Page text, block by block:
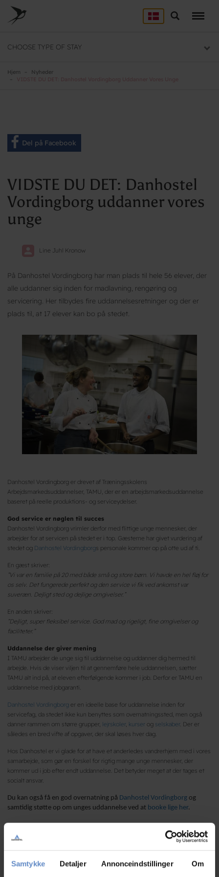
Samtykke Detaljer Annonceindstillinger Om
main
Søg
CHOOSE TYPE OF STAY
LEJRSKOLE
GRUPPER
Overnatning til grupper
Hjem
Nyheder
Del på Facebook
VIDSTE DU DET: Danhostel
Vordingborg uddanner vores
unge
Line Juhl Kronow
På Danhostel Vordingborg har man plads til hele 56 elever, der
alle uddanner sig inden for madlavning, rengøring og
servicering. Her tilbydes fire uddannelsesretninger og der er
plads til, at 17 elever kan bo på stedet.
Danhostel Vordingborg er drevet af Træningsskolens
Arbejdsmarkedsuddannelser, TAMU, der er en arbejdsmarkedsuddannelse
baseret på reelle produktions- og serviceydelser.
God service er nøglen til succes
Danhostel Vordingborg vrimler derfor med flittige unge mennesker, der
arbejder for at servicen på stedet er i top. Gæsterne har givet vurdering af
stedet og Danhostel Vordingborgs personale kommer op på otte ud af ti.
En gæst skriver:
”Vi var en familie på 20 med både små og store børn. Vi havde en hel fløj for
os selv. Det fungerede perfekt og den service vi fik ved ankomst var
suveræn. Dejligt sted og dejlige omgivelser.”
En anden skriver:
”Dejligt, super fleksibel service. God mad og rigeligt, fine omgivelser og
faciliteter.”
Uddannelse der giver mening
I TAMU arbejder de unge sig til uddannelse og uddanner dig hermed til
arbejde. Hvis de viser viljen til at gennemføre hele uddannelsen, sætter
TAMU alt ind på, at eleven efterfølgende kommer i job. Derfor er TAMU en
uddannelse med jobgaranti.
Danhostel Vordingborg er en ideelle base for uddannelse inden for
servicefag, da stedet ikke kun benyttes som overnatningssted, men også
danner rammen om større grupper, lejrskoler kurser og selskaber . Der er
således en bred vifte af opgaver, der skal løses hver dag.
Hos Danhostel er vi glade for at have et anderledes vandrerhjem med i vores
samarbejde, som gør en forskel for rigtig mange unge mennesker, der
kommer ud i job efter endt uddannelse. Det betyder meget at der tages et
socialt ansvar.
Du kan også få en god overnatning på Danhostel Vordingborg og
samtidig støtte op om unges uddannelse ved at booke lige her.
Du skalacceptere marketing cookiesfor at se og tilføje